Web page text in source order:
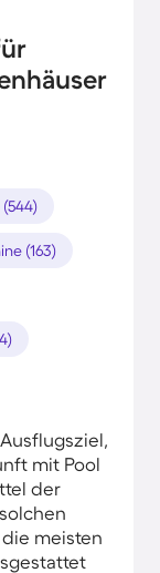
(163)
mit Pool
der
meisten